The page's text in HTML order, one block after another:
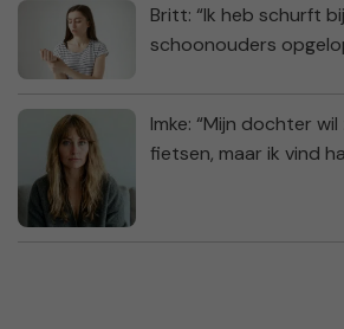
Britt: “Ik heb schurft
schoonouders
Imke: “Mijn dochter
fietsen, maar ik vind